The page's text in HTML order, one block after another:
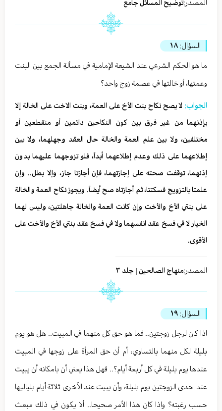
المصدر:توضيح المسائل جامع
السؤال: ١٨
ما هو الحكم الشرعي عند الشيعة الإمامية في مسألة الجمع بين البنت
وعمتها، أو خالتها في عصمة زوج واحد؟
الجواب: لا يصح نكاح بنت الأخ على العمة، وبنت الاخت على الخالة إلا
بإذنهما من غير فرق بين كون النكاحين دائمين أو منقطعين أو
مختلفين، ولا بين علم العمة والخالة حال العقد وجهلهما، ولا بين
إطلاعهما على ذلك وعدم إطلاعهما أبداً، فلو تزوجهما عليهما بدون
إذنهما، توقفت صحته على إجازتهما، فإن أجازتا جاز، وإلا بطل.. وإن
علمتا بالتزويج فسكتتا، ثم أجازتاه صح أيضاً. ويجوز نكاح العمة والخالة
على بنتي الأخ والأخت وإن كانت العمة والخالة جاهلتين، وليس لهما
الخيار لا في فسخ عقد انفسهما ولا في فسخ عقد بنتي الأخ والأخت على
الأقوى.
المصدر:منهاج الصالحين | جلد ٣
السؤال: ١٩
اذا كان لرجل زوجتين.. فما هو حق كل منهما في المبيت.. هل هو يوم
بليلة لكل منهما بالتساوي، أم أن حق المرأة على زوجها في المبيت
عندها يوم بليلة في كل أربعة أيام؟.. فهل هذا يعني أن بامكانه أن يبيت
عند احدى الزوجتين يوم بليلة، وأن يبيت عند الاُخرى ثلاثة أيام بلياليها
حسب رغبته؟ واذا كان هذا الأمر صحيحا.. ألا يكون في ذلك مبعث